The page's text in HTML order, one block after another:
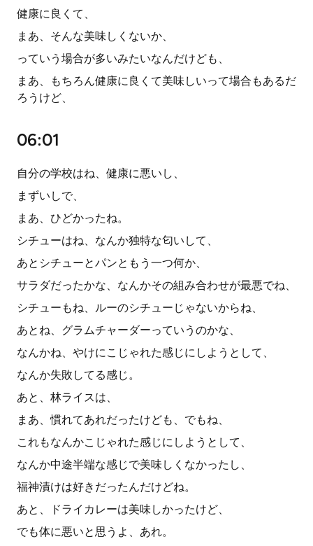
健康に良くて、
まあ、そんな美味しくないか、
っていう場合が多いみたいなんだけども、
まあ、もちろん健康に良くて美味しいって場合もあるだ
ろうけど、
06:01
自分の学校はね、健康に悪いし、
まずいしで、
まあ、ひどかったね。
シチューはね、なんか独特な匂いして、
あとシチューとパンともう一つ何か、
サラダだったかな、なんかその組み合わせが最悪でね、
シチューもね、ルーのシチューじゃないからね、
あとね、グラムチャーダーっていうのかな、
なんかね、やけにこじゃれた感じにしようとして、
なんか失敗してる感じ。
あと、林ライスは、
まあ、慣れてあれだったけども、でもね、
これもなんかこじゃれた感じにしようとして、
なんか中途半端な感じで美味しくなかったし、
福神漬けは好きだったんだけどね。
あと、ドライカレーは美味しかったけど、
でも体に悪いと思うよ、あれ。